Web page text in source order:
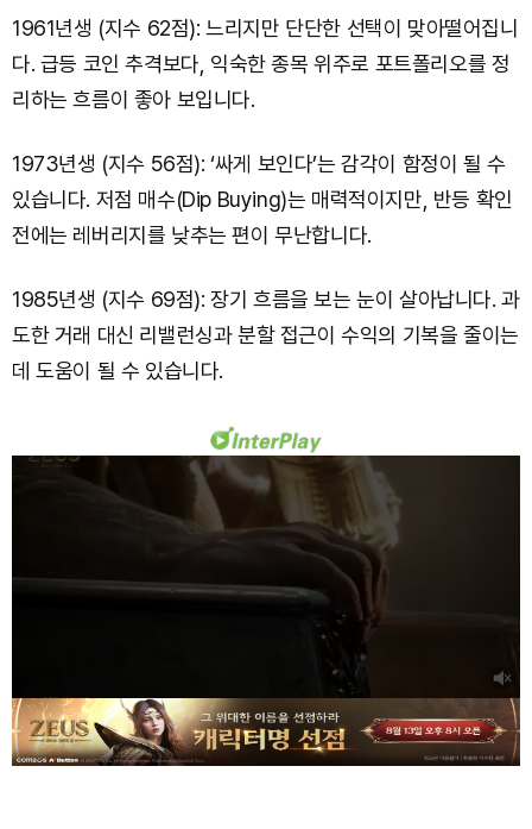
1961년생 (지수 62점): 느리지만 단단한 선택이 맞아떨어집니
다. 급등 코인 추격보다, 익숙한 종목 위주로 포트폴리오를 정
리하는 흐름이 좋아 보입니다.
1973년생 (지수 56점): ‘싸게 보인다’는 감각이 함정이 될 수
있습니다. 저점 매수(Dip Buying)는 매력적이지만, 반등 확인
전에는 레버리지를 낮추는 편이 무난합니다.
1985년생 (지수 69점): 장기 흐름을 보는 눈이 살아납니다. 과
도한 거래 대신 리밸런싱과 분할 접근이 수익의 기복을 줄이는
데 도움이 될 수 있습니다.